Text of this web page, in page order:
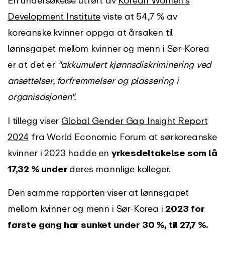
Development Institute viste at 54,7 % av
koreanske kvinner oppga at årsaken til
lønnsgapet mellom kvinner og menn i Sør-Korea
er at det er "akkumulert kjønnsdiskriminering ved
ansettelser, forfremmelser og plassering i
organisasjonen".
I tillegg viser Global Gender Gap Insight Report
2024 fra World Economic Forum at sørkoreanske
kvinner i 2023 hadde en yrkesdeltakelse som lå
17,32 % under deres mannlige kolleger.
Den samme rapporten viser at lønnsgapet
mellom kvinner og menn i Sør-Korea i 2023 for
første gang har sunket under 30 %, til 27,7 %.